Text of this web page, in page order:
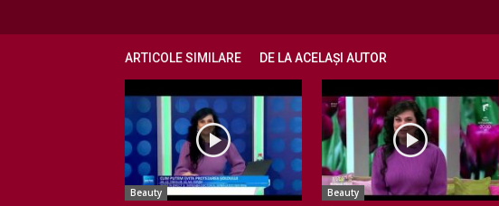
ARTICOLE SIMILARE DE LA ACELAȘI AUTOR
Beauty Beauty